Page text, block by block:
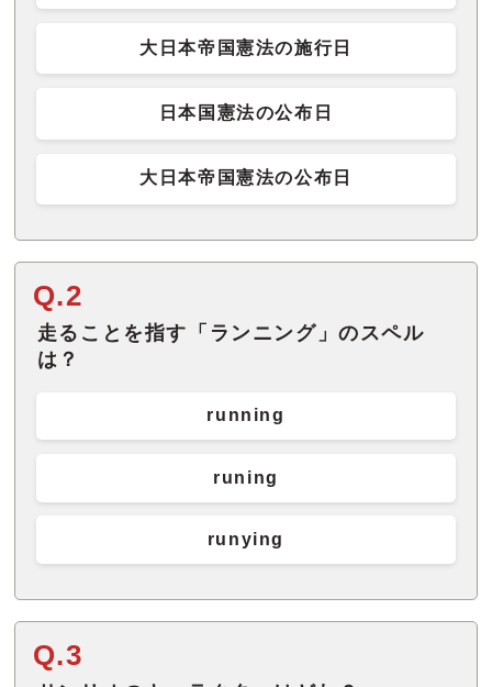
大日本帝国憲法の施行日
日本国憲法の公布日
大日本帝国憲法の公布日
Q.2
走ることを指す「ランニング」のスペル
は？
running
runing
runying
Q.3